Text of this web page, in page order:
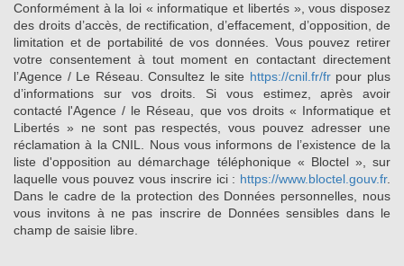
Conformément à la loi « informatique et libertés », vous disposez
des droits d’accès, de rectification, d’effacement, d’opposition, de
limitation et de portabilité de vos données. Vous pouvez retirer
votre consentement à tout moment en contactant directement
l’Agence / Le Réseau. Consultez le site https://cnil.fr/frpour plus
d’informations sur vos droits. Si vous estimez, après avoir
contacté l'Agence / le Réseau, que vos droits « Informatique et
Libertés » ne sont pas respectés, vous pouvez adresser une
réclamation à la CNIL. Nous vous informons de l’existence de la
liste d'opposition au démarchage téléphonique « Bloctel », sur
laquelle vous pouvez vous inscrire ici : https://www.bloctel.gouv.fr.
Dans le cadre de la protection des Données personnelles, nous
vous invitons à ne pas inscrire de Données sensibles dans le
champ de saisie libre.